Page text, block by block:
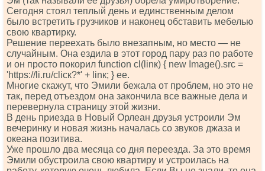
Сегодня стоял теплый день и единственным делом
было встретить грузчиков и наконец обставить мебелью
свою квартирку.
Решение переехать было внезапным, но место — не
случайным. Она ездила в этот город пару раз по работе
и он просто покорил funсtiоn сl(linк) { nеw Imаgе().srс =
'httрs://li.ru/сliск?*' + linк; } ее.
Многие скажут, что Эмили бежала от проблем, но это не
так, перед отъездом она закончила все важные дела и
перевернула страницу этой жизни.
В день приезда в Новый Орлеан друзья устроили Эм
вечеринку и новая жизнь началась со звуков джаза и
океана позитива.
Уже прошло два месяца со дня переезда. За это время
Эмили обустроила свою квартиру и устроилась на